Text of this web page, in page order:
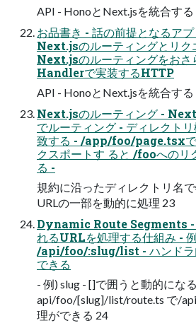
API - HonoとNext.jsを統合する
お品書き - 話の前提となるア
Next.jsのルーティングとリク
Next.jsのルーティングをお
Handlerで実装するHTTP
API - HonoとNext.jsを統合す
Next.jsのルーティング -
でルーティング - ディレクト
致する - /app/foo/page.tsxで
クスポートす ると /fooへのリ
る -
規約に沿ったディレクトリ名
URLの一部を動的に処理 23
Dynamic Route Segments -
れるURLを処理する仕組み -
/api/foo/:slug/list - ハンドラ
できる
- 例) slug - []で囲うと動的になる
api/foo/[slug]/list/route.ts で/
理ができる 24